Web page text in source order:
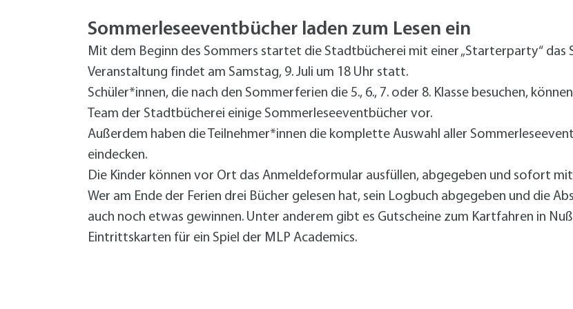
Walldorf-Süd 2. BA
Veranstaltungskalender
Wegbeschreibung
Zahlen und Fakten
Sommerleseeventbücher laden zum Lesen ein
Mit dem Beginn des Sommers startet die Stadtbücherei mit einer „Starterparty“ das
Veranstaltung findet am Samstag, 9. Juli um 18 Uhr statt.
Schüler*innen, die nach den Sommerferien die 5., 6., 7. oder 8. Klasse besuchen,
Team der Stadtbücherei einige Sommerleseeventbücher vor.
Außerdem haben die Teilnehmer*innen die komplette Auswahl aller
eindecken.
Die Kinder können vor Ort das Anmeldeformular ausfüllen, abgegeben und sofort
Wer am Ende der Ferien drei Bücher gelesen hat, sein Logbuch abgegeben und die
auch noch etwas gewinnen. Unter anderem gibt es Gutscheine zum Kartfahren in
Eintrittskarten für ein Spiel der MLP Academics.